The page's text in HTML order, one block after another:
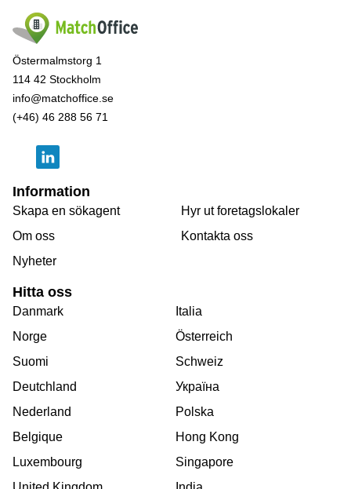
Östermalmstorg 1
114 42 Stockholm
info@matchoffice.se
(+46) 46 288 56 71
Information
Skapa en sökagent
Om oss
Nyheter
Hyr ut foretagslokaler
Kontakta oss
Hitta oss
Danmark
Norge
Suomi
Deutchland
Nederland
Belgique
Luxembourg
Italia
Österreich
Schweiz
Україна
Polska
Hong Kong
Singapore